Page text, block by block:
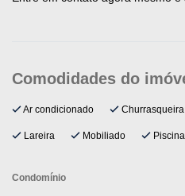
Ar condicionado Churrasqueira
Lareira Mobiliado Piscina
Condomínio